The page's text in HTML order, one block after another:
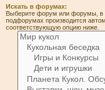
Искать в форумах:
Выберите форум или форумы, в
подфорумах производится
соответствующую опцию ниже.